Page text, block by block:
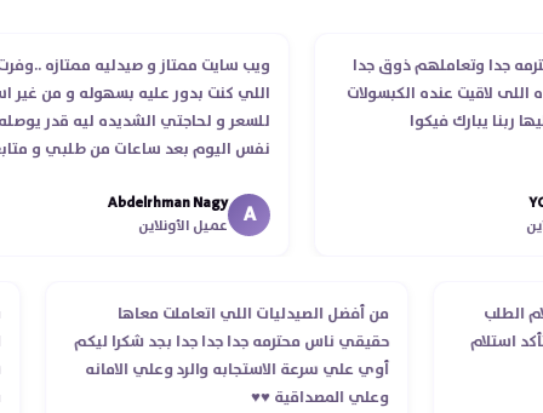
ذوق جدا
عنده الكبسولات
فيكوا
ويب سايت ممتاز و صيدليه ممتازه ..وفرت الدوا
اللي كنت بدور عليه بسهوله و من غير استغلال
للسعر و لحاجتي الشديده ليه قدر يوصله ف
نفس اليوم بعد ساعات من طلبي و متابعه
انتهاء موعد عمله ..فضل يتابع معايا لحد ما
استلمت ..شكرا جزيلا ليكم
Abdelrhman Nagy
عميل الأونلاين
من استلام الطلب
التأكد استلام
من أفضل الصيدليات اللي اتعاملت معاها
حقيقي ناس محترمه جدا جدا جدا بجد شكرا ليكم
أوي علي سرعة الاستجابه والرد وعلي الامانه
وعلي المصداقية ♥️♥️‏